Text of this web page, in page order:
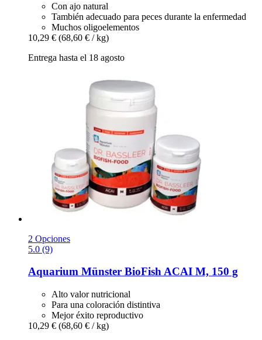
Con ajo natural
También adecuado para peces durante la enfermedad
Muchos oligoelementos
10,29 € (68,60 € / kg)
Entrega hasta el 18 agosto
2 Opciones
5.0 (9)
Aquarium Münster BioFish ACAI M, 150 g
Alto valor nutricional
Para una coloración distintiva
Mejor éxito reproductivo
10,29 € (68,60 € / kg)